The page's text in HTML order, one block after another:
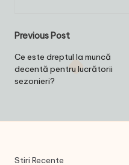
Post
navigation
Previous Post
Ce este dreptul la muncă
decentă pentru lucrătorii
sezonieri?
Stiri Recente